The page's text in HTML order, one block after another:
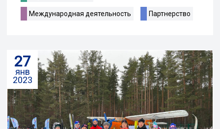
Международная деятельность Партнерство
27
янв
2023